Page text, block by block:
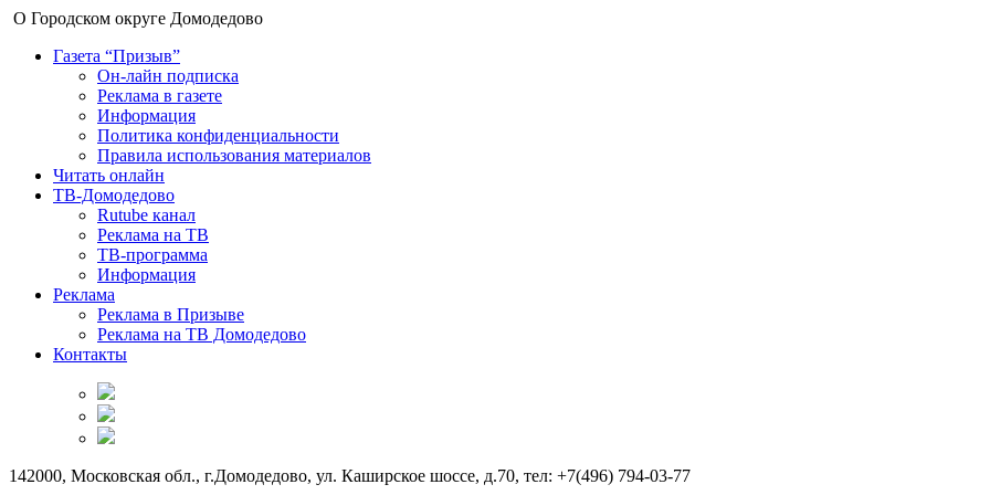
О Городском округе Домодедово
Газета “Призыв”
Он-лайн подписка
Реклама в газете
Информация
Политика конфиденциальности
Правила использования материалов
Читать онлайн
ТВ-Домодедово
Rutube канал
Реклама на ТВ
ТВ-программа
Информация
Реклама
Реклама в Призыве
Реклама на ТВ Домодедово
Контакты
142000, Московская обл., г.Домодедово, ул. Каширское шоссе, д.70, тел: +7(496) 794-03-77